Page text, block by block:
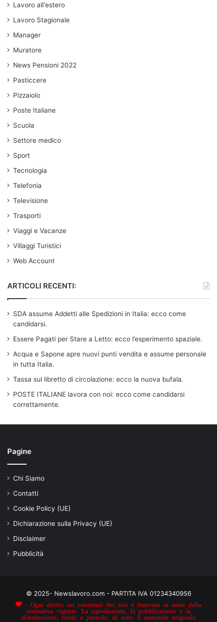
Lavoro all'estero
Lavoro Stagionale
Manager
Muratore
News Pensioni 2022
Pasticcere
Pizzaiolo
Poste Italiane
Scuola
Settore medico
Sport
Tecnologia
Telefonia
Televisione
Trasporti
Viaggi e Vacanze
Villaggi Turistici
Web Account
ARTICOLI RECENTI:
SDA assume Addetti alle Spedizioni in Italia: ecco come
candidarsi.
Essere Pagati per Stare a Letto: ecco l’esperimento spaziale.
Acqua e Sapone apre nuovi punti vendita e assume personale
in tutta Italia.
Tassa sul libretto di circolazione: ecco la nuova bufala.
POSTE ITALIANE lavora con noi: ecco come candidarsi
correttamente.
Pagine
Chi Siamo
Contatti
Cookie Policy (UE)
Dichiarazione sulla Privacy (UE)
Disclaimer
Pubblicità
© 2025- Newslavoro.com - PARTITA IVA 01234340956
- Ogni diritto sui contenuti del sito è riservato ai sensi della
normativa vigente. La riproduzione, la pubblicazione e la
distribuzione, totale o parziale, di tutto il materiale originale